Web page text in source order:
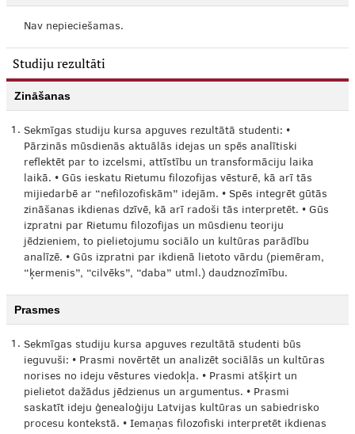
Nav nepieciešamas.
Studiju rezultāti
Zināšanas
1. Sekmīgas studiju kursa apguves rezultātā studenti: •
Pārzinās mūsdienās aktuālās idejas un spēs analītiski
reflektēt par to izcelsmi, attīstību un transformāciju laika
laikā. • Gūs ieskatu Rietumu filozofijas vēsturē, kā arī tās
mijiedarbē ar “nefilozofiskām” idejām. • Spēs integrēt gūtās
zināšanas ikdienas dzīvē, kā arī radoši tās interpretēt. • Gūs
izpratni par Rietumu filozofijas un mūsdienu teoriju
jēdzieniem, to pielietojumu sociālo un kultūras parādību
analīzē. • Gūs izpratni par ikdienā lietoto vārdu (piemēram,
“ķermenis”, “cilvēks”, “daba” utml.) daudznozīmību.
Prasmes
1. Sekmīgas studiju kursa apguves rezultātā studenti būs
ieguvuši: • Prasmi novērtēt un analizēt sociālās un kultūras
norises no ideju vēstures viedokļa. • Prasmi atšķirt un
pielietot dažādus jēdzienus un argumentus. • Prasmi
saskatīt ideju ģenealoģiju Latvijas kultūras un sabiedrisko
procesu kontekstā. • Iemaņas filozofiski interpretēt ikdienas